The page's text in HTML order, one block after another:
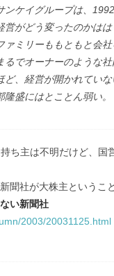
ンケイグループは、
営がどう変ったのかはは
ァミリーももともと会
るでオーナーのような
ど、経営が開かれてい
盛にはとことん弱い。
ち主は不明だけど、
聞社が大株主というこ
い新聞社
2003/20031125.html